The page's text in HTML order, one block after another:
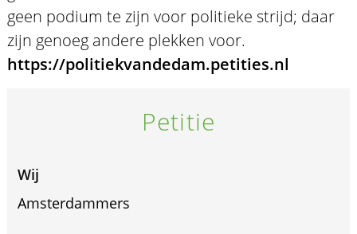
geen podium te zijn voor politieke strijd; daar
zijn genoeg andere plekken voor.
https://politiekvandedam.petities.nl
Petitie
Wij
Amsterdammers